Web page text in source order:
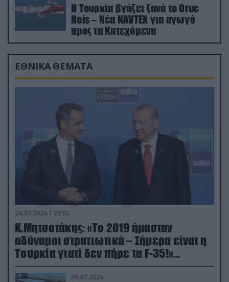
Η Τουρκία βγάζει ξανά το Oruc
Reis – Νέα NAVTEX για αγωγό
προς τα Κατεχόμενα
ΕΘΝΙΚΑ ΘΕΜΑΤΑ
24.07.2026 | 22:02
Κ.Μητσοτάκης: «Το 2019 ήμασταν
αδύναμοι στρατιωτικά – Σήμερα είναι η
Τουρκία γιατί δεν πήρε τα F-35!»
(βίντεο)
09.07.2026